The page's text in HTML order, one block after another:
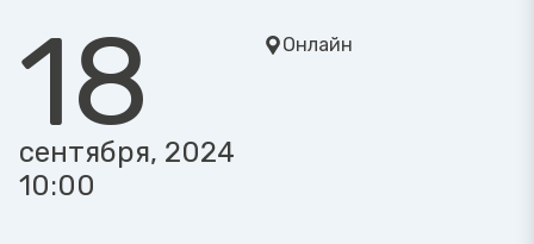
18
сентября, 2024
10:00
Онлайн